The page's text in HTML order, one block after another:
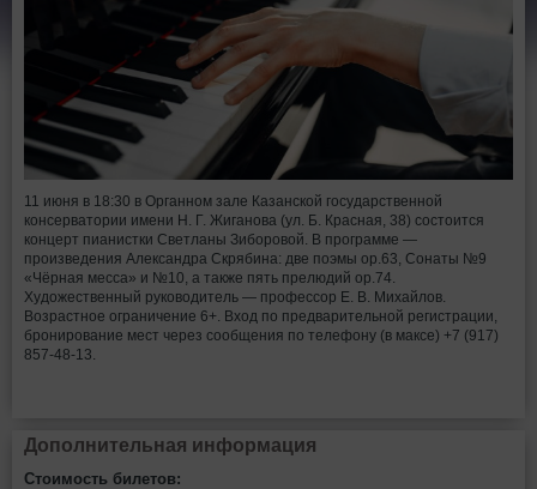
11 июня в 18:30 в Органном зале Казанской государственной
консерватории имени Н. Г. Жиганова (ул. Б. Красная, 38) состоится
концерт пианистки Светланы Зиборовой. В программе —
произведения Александра Скрябина: две поэмы ор.63, Сонаты №9
«Чёрная месса» и №10, а также пять прелюдий ор.74.
Художественный руководитель — профессор Е. В. Михайлов.
Возрастное ограничение 6+. Вход по предварительной регистрации,
бронирование мест через сообщения по телефону (в максе) +7 (917)
857-48-13.
Дополнительная информация
Стоимость билетов: